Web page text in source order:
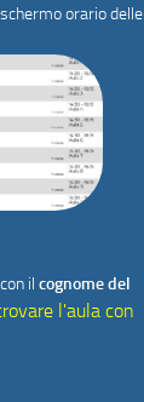
orario delle
il cognome del
l'aula con